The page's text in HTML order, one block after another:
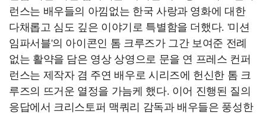
런스는 배우들의 아낌없는 한국 사랑과 영화에 대한
다채롭고 심도 깊은 이야기로 특별함을 더했다. '미션
임파서블'의 아이콘인 톰 크루즈가 그간 보여준 전례
없는 활약을 담은 영상 상영으로 문을 연 프레스 컨퍼
런스는 제작자 겸 주연 배우로 시리즈에 헌신한 톰 크
루즈의 뜨거운 열정을 가늠케 했다. 이어 진행된 질의
응답에서 크리스토퍼 맥쿼리 감독과 배우들은 풍성한